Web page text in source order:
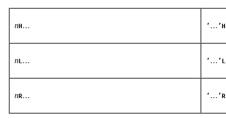
nH… ’ … ’H
nL… ’ … ’L
nR… ’ … ’R